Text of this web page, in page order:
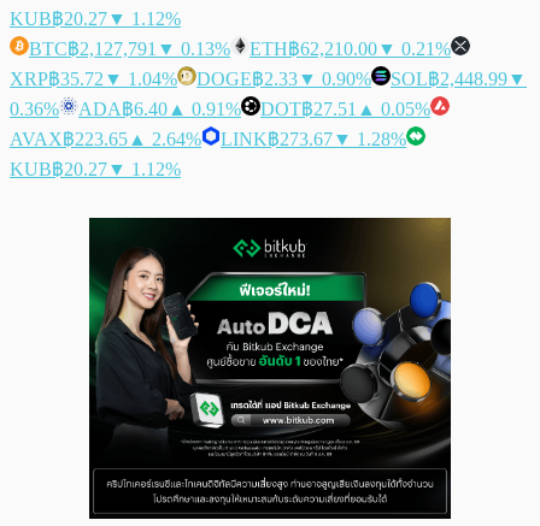
KUB฿20.27▼ 1.12%
BTC฿2,127,791 ▼ 0.13% ETH฿62,210.00▼ 0.21%
XRP฿35.72 ▼ 1.04% DOGE฿2.33▼ 0.90% SOL฿2,448.99▼
0.36%
ADA฿6.40 ▲ 0.91% DOT฿27.51 ▲ 0.05%
AVAX฿223.65 ▲ 2.64% LINK฿273.67▼ 1.28%
KUB฿20.27▼ 1.12%